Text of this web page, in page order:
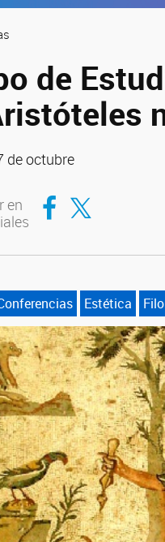
de
de octubre
en
Compartir en Facebook
Compartir en Twitter
Estética